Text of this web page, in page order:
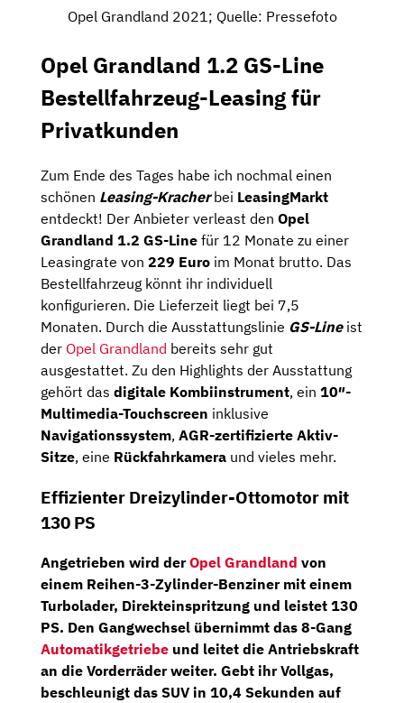
Opel Grandland 2021; Quelle: Pressefoto
Opel Grandland 1.2 GS-Line
Bestellfahrzeug-Leasing für
Privatkunden
Zum Ende des Tages habe ich nochmal einen
schönen Leasing-Kracherbei LeasingMarkt
entdeckt! Der Anbieter verleast den Opel
Grandland 1.2 GS-Line für 12 Monate zu einer
Leasingrate von 229 Euro im Monat brutto. Das
Bestellfahrzeug könnt ihr individuell
konfigurieren. Die Lieferzeit liegt bei 7,5
Monaten. Durch die Ausstattungslinie GS-Lineist
der Opel Grandland bereits sehr gut
ausgestattet. Zu den Highlights der Ausstattung
gehört das digitale Kombiinstrument, ein 10″-
Multimedia-Touchscreen inklusive
Navigationssystem, AGR-zertifizierte Aktiv-
Sitze, eine Rückfahrkamera und vieles mehr.
Effizienter Dreizylinder-Ottomotor mit
130 PS
Angetrieben wird derOpel Grandland von
einem Reihen-3-Zylinder-Benzinermit einem
Turbolader, Direkteinspritzung und leistet 130
PS. Den Gangwechsel übernimmt das 8-Gang
Automatikgetriebe und leitet die Antriebskraft
an die Vorderräder weiter. Gebt ihr Vollgas,
beschleunigt das SUV in 10,4 Sekunden auf